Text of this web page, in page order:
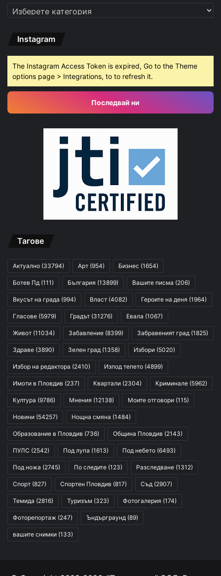
Категории
Instagram
The Instagram Access Token is expired, Go to the Theme
options page > Integrations, to to refresh it.
Последвай ни
Тагове
Актуално (33794) Арт (954) Бизнес (1654)
Ботев Пд (111) България (13899) Вашите писма (206)
Вкусът на града (994) Власт (4082) Героите на деня (1964)
Гласове (5979) Градът (31276) Евала (1067)
Живот (11034) Забавление (8399) Забравеният град (1825)
Здраве (3890) Зелен град (1358) Избори (5020)
Избор на редактора (2410) Изпод тепето (4899)
Имоти в Пловдив (237) Квартали (2304) Криминале (5962)
Култура (9786) Мнения (12138) Моите отговори (115)
Новини (54257) Нощна смяна (1484)
Образование в Пловдив (736) Община Пловдив (2143)
ПУЛС (2542) Под лупа (1613) Под небето (6493)
Под ножа (2745) По следите (123) Разследване (1312)
Спорт (827) Спортен Пловдив (817) Съд (2907)
Темида (2816) Туризъм (323) Фотогалерия (174)
Фоторепортаж (247) Ъндърграунд (89)
вашите снимки (133)